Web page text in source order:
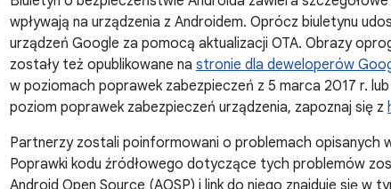
wpływają na urządzenia z Androidem. Oprócz biuletynu
urządzeń Google za pomocą aktualizacji OTA. Obrazy
zostały też opublikowane na stronie dla deweloperów
w poziomach poprawek zabezpieczeń z 5 marca 2017 r.
poziom poprawek zabezpieczeń urządzenia, zapoznaj się z
Partnerzy zostali poinformowani o problemach opisanych
Poprawki kodu źródłowego dotyczące tych problemów
Android Open Source (AOSP) i link do niego znajduje się w